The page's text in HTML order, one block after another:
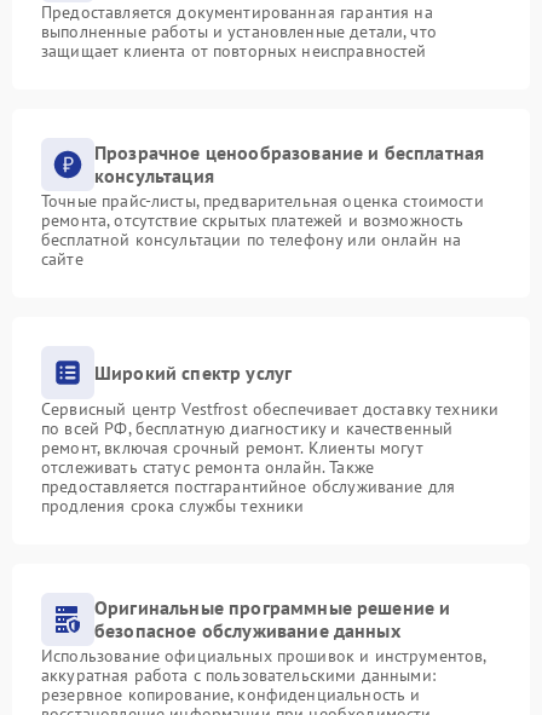
Предоставляется документированная гарантия на
выполненные работы и установленные детали, что
защищает клиента от повторных неисправностей
Прозрачное ценообразование и бесплатная
консультация
Точные прайс-листы, предварительная оценка стоимости
ремонта, отсутствие скрытых платежей и возможность
бесплатной консультации по телефону или онлайн на
сайте
Широкий спектр услуг
Сервисный центр Vestfrost обеспечивает доставку техники
по всей РФ, бесплатную диагностику и качественный
ремонт, включая срочный ремонт. Клиенты могут
отслеживать статус ремонта онлайн. Также
предоставляется постгарантийное обслуживание для
продления срока службы техники
Оригинальные программные решение и
безопасное обслуживание данных
Использование официальных прошивок и инструментов,
аккуратная работа с пользовательскими данными:
резервное копирование, конфиденциальность и